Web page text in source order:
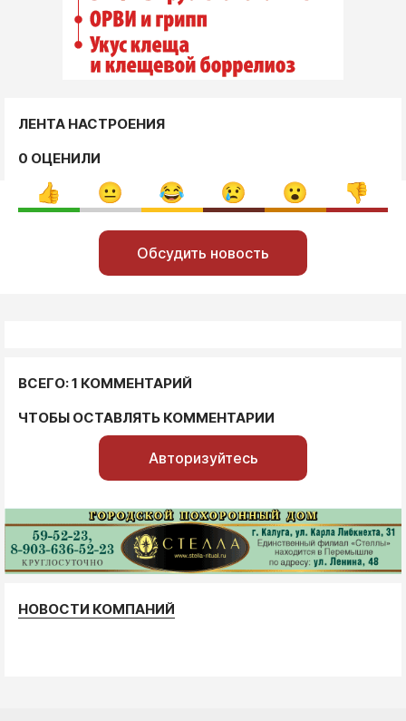
ЛЕНТА НАСТРОЕНИЯ
0 ОЦЕНИЛИ
Обсудить новость
ВСЕГО: 1 КОММЕНТАРИЙ
ЧТОБЫ ОСТАВЛЯТЬ КОММЕНТАРИИ
Авторизуйтесь
НОВОСТИ КОМПАНИЙ